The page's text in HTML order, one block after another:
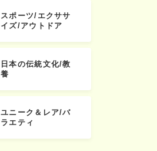
スポーツ/エクササ
イズ/アウトドア
日本の伝統文化/教
養
ユニーク＆レア/バ
ラエティ